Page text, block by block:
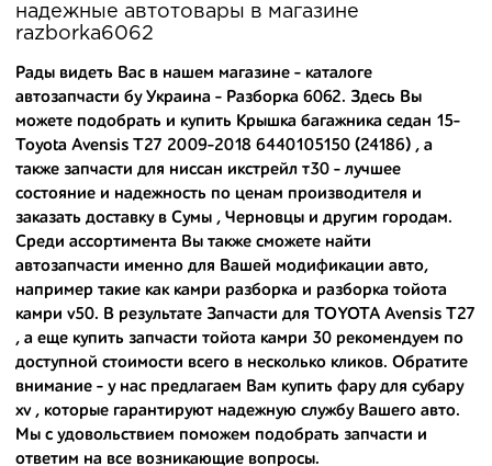
Вашему вниманию предлагаем широкий ассортимент
автозапчастей дляTOYOTA Avensis T27 (T270) 2009-2018
популярных марок. Мы продаем оригинальные и
высококачественные запчасти, отказываясь от контрафактных
аналогов.
Многие наши оптовые клиенты рекомендуют именно нашу
разборку как надежного и проверенного продавца. Если вам
требуется приобрести оптовую партию деталей для японских
автомобилей, то консультанты нашего интернет-магазина
подберут вам товар и укомплектуют партию. Также мы поможем с
правильным выбором по каталогу автозапчастей.
Купить комплектующие для авто с разборки – хорошее решение.
Ведь наши запчасти:
- доступные по цене;
- сняты только с автомобилей, которые ездили по превосходным
европейским и японским дорогам;
надежные автотовары в магазине
razborka6062
Рады видеть Вас в нашем магазине - каталоге
автозапчасти бу Украина - Разборка 6062. Здесь Вы
можете подобрать и купить Крышка багажника седан 15-
Toyota Avensis T27 2009-2018 6440105150 (24186) , а
также запчасти для ниссан икстрейл т30 - лучшее
состояние и надежность по ценам производителя и
заказать доставку в Сумы , Черновцы и другим городам.
Среди ассортимента Вы также сможете найти
автозапчасти именно для Вашей модификации авто,
например такие как камри разборка и разборка тойота
камри v50. В результате Запчасти для TOYOTA Avensis T27
, а еще купить запчасти тойота камри 30 рекомендуем по
доступной стоимости всего в несколько кликов. Обратите
внимание - у нас предлагаем Вам купить фару для субару
xv, которые гарантируют надежную службу Вашего авто.
Мы с удовольствием поможем подобрать запчасти и
ответим на все возникающие вопросы.